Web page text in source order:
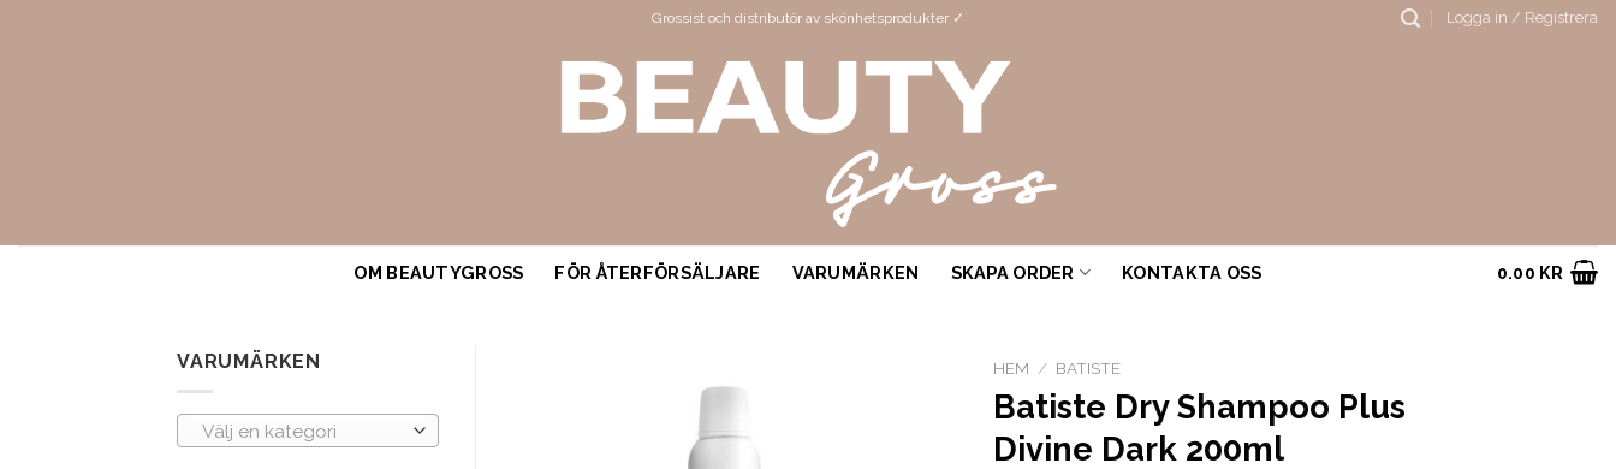
Grossist och distributör av skönhetsprodukter ✓ Logga in / Registrera
OM BEAUTYGROSS FÖR ÅTERFÖRSÄLJARE VARUMÄRKEN SKAPA ORDER KONTAKTA OSS 0.00 KR
VARUMÄRKEN
Välj en kategori
HEM / BATISTE
Batiste Dry Shampoo Plus
Divine Dark 200ml